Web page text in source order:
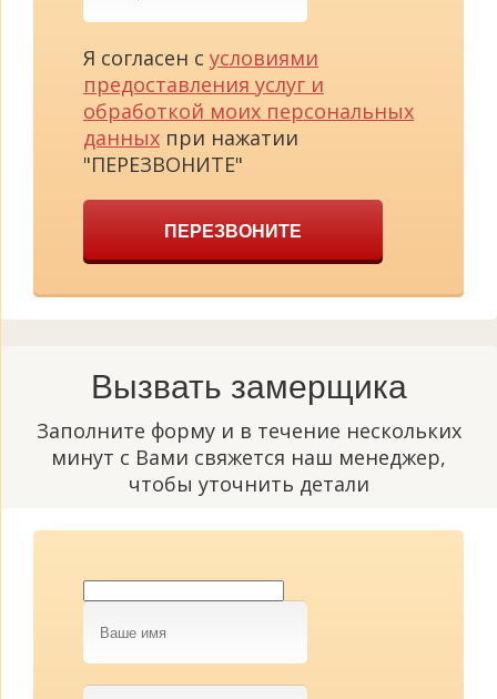
Я согласен с условиями
предоставления услуг и
обработкой моих персональных
данных при нажатии
"ПЕРЕЗВОНИТЕ"
ПЕРЕЗВОНИТЕ
Вызвать замерщика
Заполните форму и в течение нескольких
минут с Вами свяжется наш менеджер,
чтобы уточнить детали
Ваше
имя